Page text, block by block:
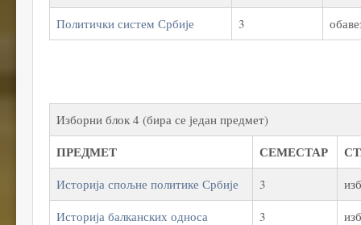
Политички систем Србије
3
Изборни блок 4 (бира се један предмет)
ПРЕДМЕТ СЕМЕСТАР
Историја спољне политике Србије 3
Историја балканских односа
3